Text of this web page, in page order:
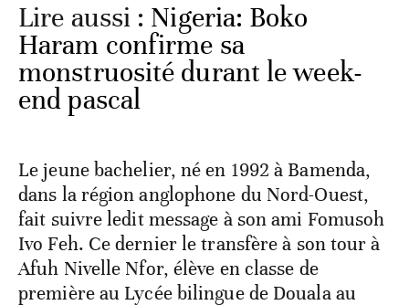
Lire aussi : Nigeria: Boko
Haram confirme sa
monstruosité durant le week-
end pascal
Le jeune bachelier, né en 1992 à Bamenda,
dans la région anglophone du Nord-Ouest,
fait suivre ledit message à son ami Fomusoh
Ivo Feh. Ce dernier le transfère à son tour à
Afuh Nivelle Nfor, élève en classe de
première au Lycée bilingue de Douala au